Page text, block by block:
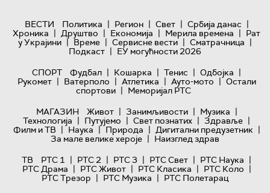
ВЕСТИ Политика | Регион | Свет | Србија данас |
Хроника | Друштво | Економија | Мерила времена | Рат
у Украјини | Време | Сервисне вести | Сматрачница |
Подкаст | ЕУ могућности 2026
СПОРТ
Фудбал | Кошарка | Тенис | Одбојка |
Рукомет | Ватерполо | Атлетика | Ауто-мото | Остали
спортови | Меморијал РТС
МАГАЗИН
Живот | Занимљивости | Музика |
Технологијa | Путујемо | Свет познатих | Здравље |
Филм и ТВ | Наука | Природа | Дигитални предузетник |
За мале велике хероје | Наизглед здрав
ТВ
РТС 1 | РТС 2 | РТС 3 | РТС Свет | РТС Наука |
РТС Драма | РТС Живот | РТС Класика | РТС Коло |
РТС Трезор | РТС Музика | РТС Полетарац